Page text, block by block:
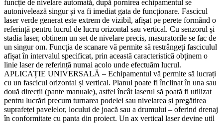
funcție de nivelare automată, după pornirea echipamentul se
autonivelează singur și va fi imediat gata de funcționare. Fascicul
laser verde generat este extrem de vizibil, afișat pe perete formând o
referință pentru lucrul de lucru orizontal sau vertical. Cu senzorul și
stadia laser, obtinem un set de nivelare precis, masuratorile se fac de
un singur om. Funcția de scanare vă permite să restrângeți fasciculul
afișat în intervalul specificat, prin această caracteristică obținem o
linie laser de referință numai acolo unde efectuăm lucrul.
APLICAȚIE UNIVERSALĂ – Echipamentul vă permite să lucrați
cu un fascicul orizontal și vertical. Planul poate fi înclinat în una sau
două direcții (pante manuale), astfel încât laserul să poată fi utilizat
pentru lucrări precum turnarea podelei sau nivelarea și pregătirea
suprafeței pavelelor, locului de joacă sau a drumului – oferind drenaj
în conformitate cu panta din proiect. Un ax vertical laser devine util